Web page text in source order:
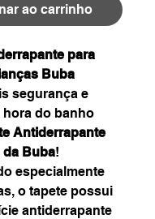
ao carrinho
para
Buba
segurança e
do banho
Antiderrapante
da Buba!
especialmente
o tapete possui
antiderrapante